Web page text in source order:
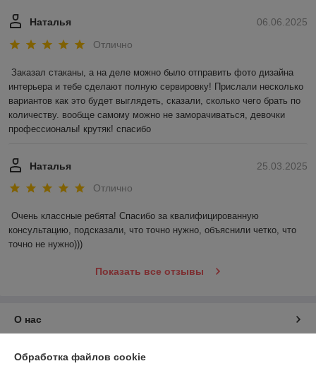
06.06.2025
Наталья
Отлично
Заказал стаканы, а на деле можно было отправить фото дизайна
интерьера и тебе сделают полную сервировку! Прислали несколько
вариантов как это будет выглядеть, сказали, сколько чего брать по
количеству. вообще самому можно не заморачиваться, девочки
профессионалы! крутяк! спасибо
25.03.2025
Наталья
Отлично
Очень классные ребята! Спасибо за квалифицированную
консультацию, подсказали, что точно нужно, объяснили четко, что
точно не нужно)))
Показать все отзывы
О нас
Контакты
Обработка файлов cookie